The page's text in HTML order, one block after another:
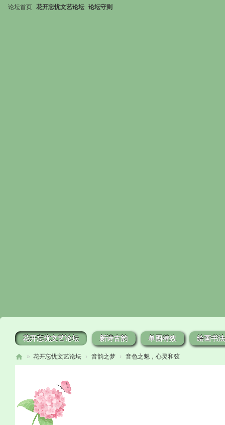
论坛首页 花开忘忧文艺论坛 论坛守则
花开忘忧文艺论坛 新诗古韵 单图特效 绘画书法
忘
» 花开忘忧文艺论坛 › 音韵之梦 › 音色之魅，心灵和弦